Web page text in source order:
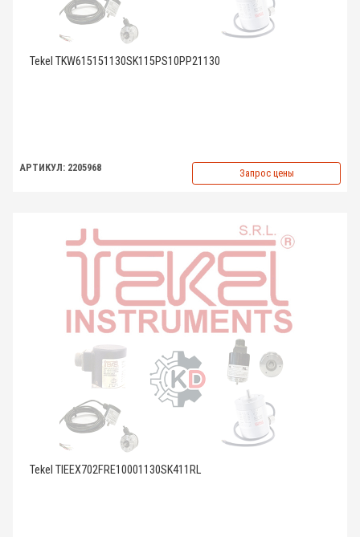
Tekel TKW615151130SK115PS10PP21130
АРТИКУЛ: 2205968 Запрос цены
Tekel TIEEX702FRE10001130SK411RL